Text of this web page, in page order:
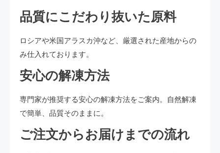
品質にこだわり抜いた原料
ロシアや米国アラスカ沖など、厳選された産地からの
み仕入れております。
安心の解凍方法
専門家が推奨する安心の解凍方法をご案内。自然解凍
で簡単、品質そのままに。
ご注文からお届けまでの流れ